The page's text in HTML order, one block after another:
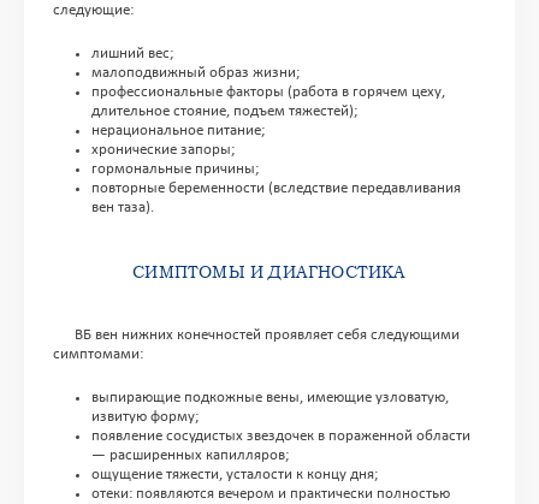
следующие:
лишний вес;
малоподвижный образ жизни;
профессиональные факторы (работа в горячем цеху,
длительное стояние, подъем тяжестей);
нерациональное питание;
хронические запоры;
гормональные причины;
повторные беременности (вследствие передавливания
вен таза).
СИМПТОМЫ И ДИАГНОСТИКА
ВБ вен нижних конечностей проявляет себя следующими
симптомами:
выпирающие подкожные вены, имеющие узловатую,
извитую форму;
появление сосудистых звездочек в пораженной области
— расширенных капилляров;
ощущение тяжести, усталости к концу дня;
отеки: появляются вечером и практически полностью